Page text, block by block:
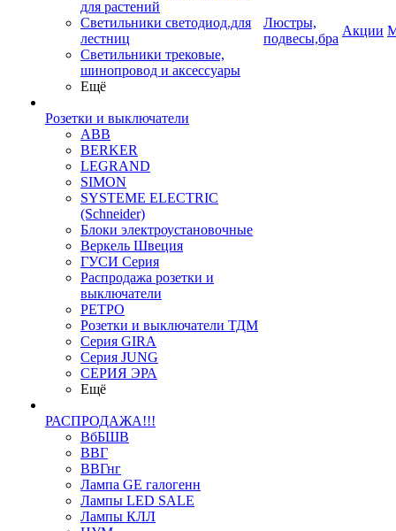
для растений
Светильники светодиод.для
лестниц
Светильники трековые,
шинопровод и аксессуары
Ещё
Розетки и выключатели
ABB
BERKER
LEGRAND
SIMON
SYSTEME ELECTRIC
(Schneider)
Блоки электроустановочные
Веркель Швеция
ГУСИ Серия
Распродажа розетки и
выключатели
РЕТРО
Розетки и выключатели ТДМ
Серия GIRA
Серия JUNG
СЕРИЯ ЭРА
Ещё
РАСПРОДАЖА!!!
ВбБШВ
ВВГ
ВВГнг
Лампа GE галогенн
Лампы LED SALE
Лампы КЛЛ
Люстры,
подвесы,бра
Акции